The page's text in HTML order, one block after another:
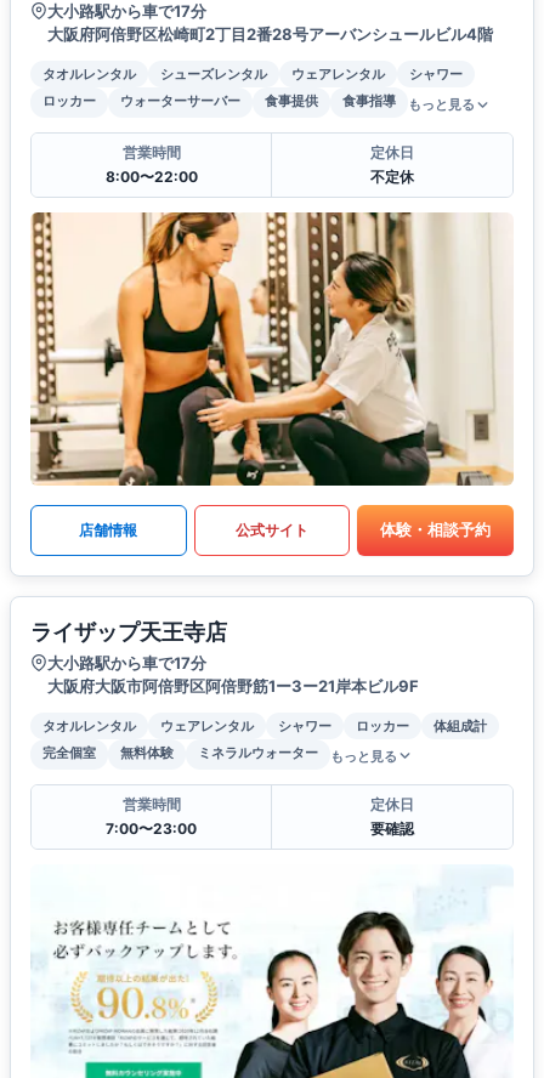
大小路駅から車で17分
大阪府阿倍野区松崎町2丁目2番28号アーバンシュールビル4階
タオルレンタル シューズレンタル ウェアレンタル
シャワー
ロッカー
ウォーターサーバー 食事提供 食事指導 もっと見る
営業時間
8:00〜22:00
定休日
不定休
店舗情報 公式サイト 体験・相談予約
ライザップ天王寺店
大小路駅から車で17分
大阪府大阪市阿倍野区阿倍野筋1ー3ー21岸本ビル9F
タオルレンタル ウェアレンタル シャワー ロッカー
体組成計
完全個室
無料体験 ミネラルウォーター もっと見る
営業時間
7:00〜23:00
定休日
要確認